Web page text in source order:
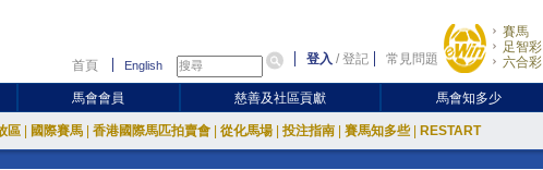
首頁 English 登入 /登記 常見問題
賽馬
足智彩
六合彩
馬會會員 慈善及社區貢獻 馬會知多少
區 國際賽馬 香港國際馬匹拍賣會 從化馬場 投注指南 賽馬知多些 RESTART